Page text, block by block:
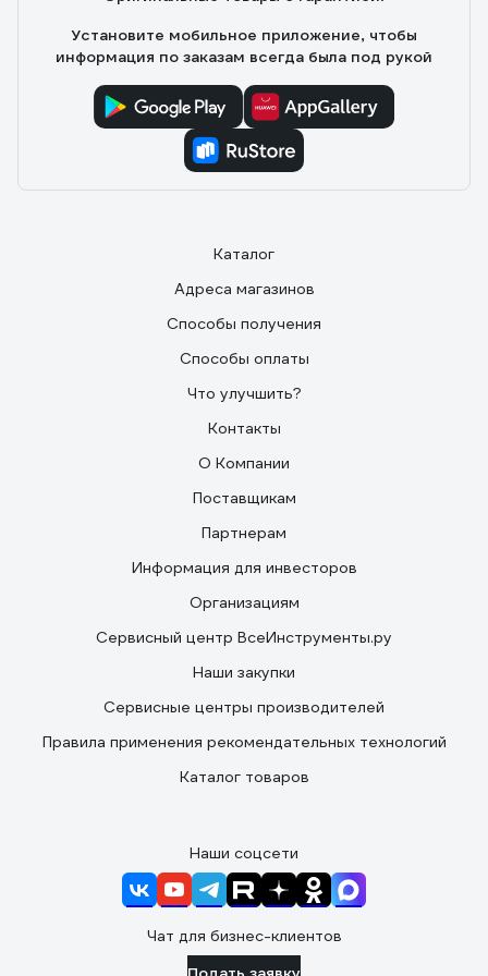
ответственный производитель, т.к. брака совсем нет.
Приятный, тёплый, очень мягкий свет. Эти лампы не
боятся низких температур.
Установите мобильное приложение, чтобы
информация по заказам всегда была под рукой
Каталог
Адреса магазинов
Способы получения
Способы оплаты
Что улучшить?
Контакты
О Компании
Поставщикам
Партнерам
Информация для инвесторов
Организациям
Сервисный центр ВсеИнструменты.ру
Наши закупки
Сервисные центры производителей
Правила применения рекомендательных технологий
Каталог товаров
Наши соцсети
Чат для бизнес-клиентов